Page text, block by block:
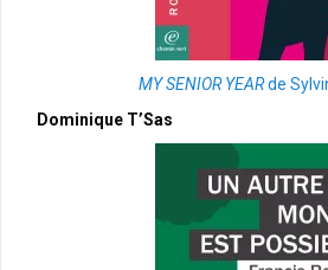
MY SENIOR YEARde
Dominique T’Sas